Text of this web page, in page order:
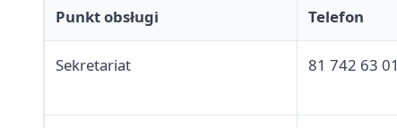
Punkt obsługi Telefon
Sekretariat 81 742 63 01